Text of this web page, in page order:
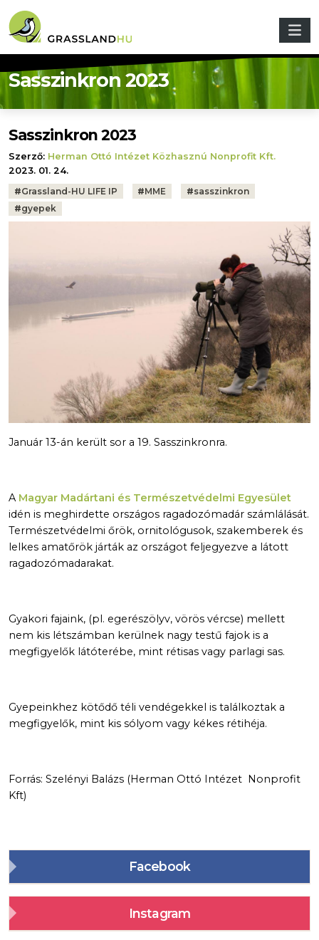
Sasszinkron 2023
Sasszinkron 2023
Szerző: Herman Ottó Intézet Közhasznú Nonprofit Kft.
2023. 01. 24.
Tags:
#Grassland-HU LIFE IP #MME #sasszinkron
#gyepek
Január 13-án került sor a 19. Sasszinkronra.
A Magyar Madártani és Természetvédelmi Egyesület
idén is meghirdette országos ragadozómadár számlálását.
Természetvédelmi őrök, ornitológusok, szakemberek és
lelkes amatőrök járták az országot feljegyezve a látott
ragadozómadarakat.
Gyakori fajaink, (pl. egerészölyv, vörös vércse) mellett
nem kis létszámban kerülnek nagy testű fajok is a
megfigyelők látóterébe, mint rétisas vagy parlagi sas.
Gyepeinkhez kötődő téli vendégekkel is találkoztak a
megfigyelők, mint kis sólyom vagy kékes rétihéja.
Forrás: Szelényi Balázs (Herman Ottó Intézet Nonprofit
Kft)
Facebook
Instagram